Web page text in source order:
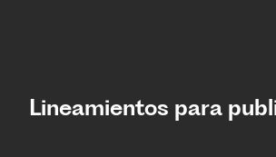
Lineamientos para